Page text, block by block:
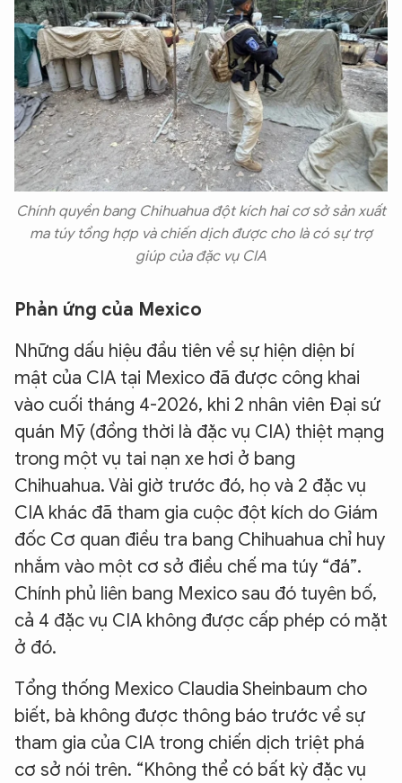
Chính quyền bang Chihuahua đột kích hai cơ sở sản xuất
ma túy tổng hợp và chiến dịch được cho là có sự trợ
giúp của đặc vụ CIA
Phản ứng của Mexico
Những dấu hiệu đầu tiên về sự hiện diện bí
mật của CIA tại Mexico đã được công khai
vào cuối tháng 4-2026, khi 2 nhân viên Đại sứ
quán Mỹ (đồng thời là đặc vụ CIA) thiệt mạng
trong một vụ tai nạn xe hơi ở bang
Chihuahua. Vài giờ trước đó, họ và 2 đặc vụ
CIA khác đã tham gia cuộc đột kích do Giám
đốc Cơ quan điều tra bang Chihuahua chỉ huy
nhắm vào một cơ sở điều chế ma túy “đá”.
Chính phủ liên bang Mexico sau đó tuyên bố,
cả 4 đặc vụ CIA không được cấp phép có mặt
ở đó.
Tổng thống Mexico Claudia Sheinbaum cho
biết, bà không được thông báo trước về sự
tham gia của CIA trong chiến dịch triệt phá
cơ sở nói trên. “Không thể có bất kỳ đặc vụ